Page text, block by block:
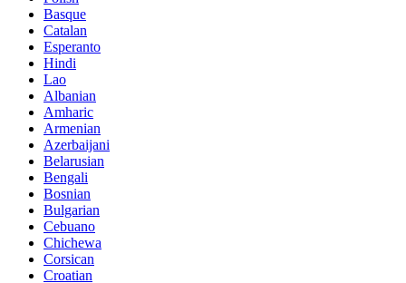
Basque
Catalan
Esperanto
Hindi
Lao
Albanian
Amharic
Armenian
Azerbaijani
Belarusian
Bengali
Bosnian
Bulgarian
Cebuano
Chichewa
Corsican
Croatian